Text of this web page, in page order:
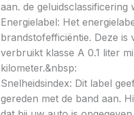
aan. de
Energielabel: Het
brandstofefficiëntie. Deze is
verbruikt klasse A 0.1 liter
kilometer.&nbsp:
Snelheidsindex: Dit label
gereden met de band aan.